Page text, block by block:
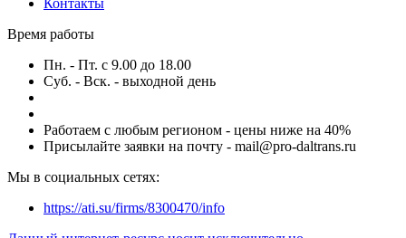
Контакты
Время работы
Пн. - Пт. с 9.00 до 18.00
Суб. - Вск. - выходной день
Работаем с любым регионом - цены ниже на 40%
Присылайте заявки на почту - mail@pro-daltrans.ru
Мы в социальных сетях:
https://ati.su/firms/8300470/info